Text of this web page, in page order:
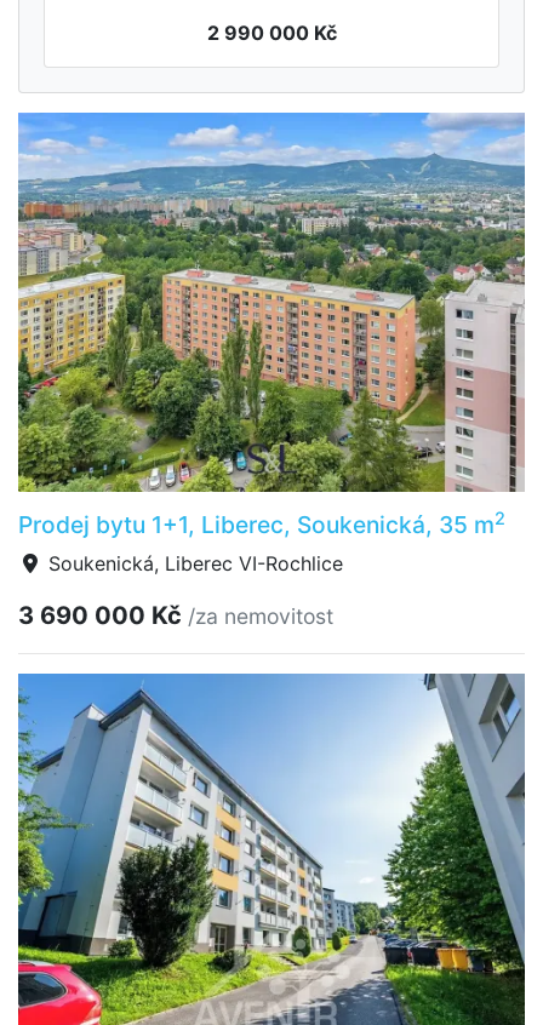
2 990 000 Kč
Prodej bytu 1+1, Liberec, Soukenická, 35 m2
Soukenická, Liberec VI-Rochlice
3 690 000 Kč /za nemovitost